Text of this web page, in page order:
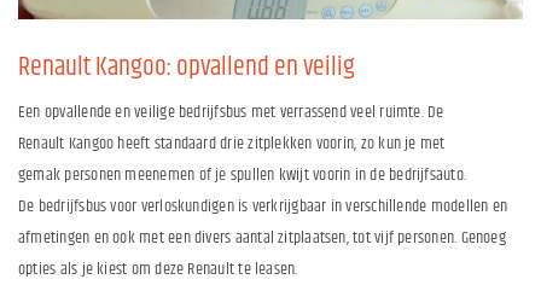
Renault Kangoo: opvallend en veilig
Een opvallende en veilige bedrijfsbus met verrassend veel ruimte. De
Renault Kangoo heeft standaard drie zitplekken voorin, zo kun je met
gemak personen meenemen of je spullen kwijt voorin in de bedrijfsauto.
De bedrijfsbus voor verloskundigen is verkrijgbaar in verschillende modellen en
afmetingen en ook met een divers aantal zitplaatsen, tot vijf personen. Genoeg
opties als je kiest om deze Renault te leasen.